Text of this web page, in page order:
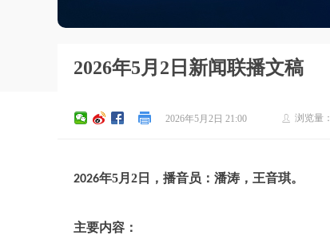
2026年5月2日新闻联播文稿
2026年5月2日 21:00 ꄑ 浏览量：
2026年5月 2 日，播音员： 潘涛 ， 王音琪。
主要内容：